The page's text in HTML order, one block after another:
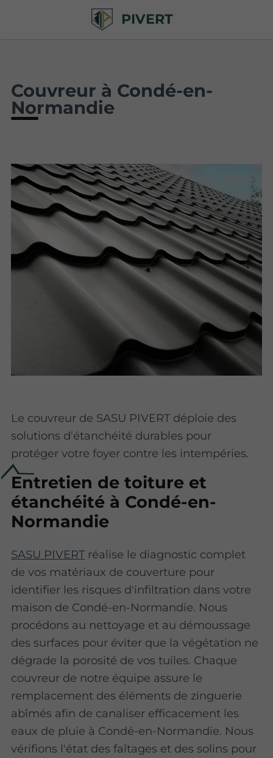
PIVERT
Couvreur à Condé-en-
Normandie
Le couvreur de SASU PIVERT déploie des
solutions d'étanchéité durables pour
protéger votre foyer contre les intempéries.
Entretien de toiture et
étanchéité à Condé-en-
Normandie
SASU PIVERT réalise le diagnostic complet
de vos matériaux de couverture pour
identifier les risques d'infiltration dans votre
maison de Condé-en-Normandie. Nous
procédons au nettoyage et au démoussage
des surfaces pour éviter que la végétation ne
dégrade la porosité de vos tuiles. Chaque
couvreur de notre équipe assure le
remplacement des éléments de zinguerie
abîmés afin de canaliser efficacement les
eaux de pluie à Condé-en-Normandie. Nous
vérifions l'état des faîtages et des solins pour